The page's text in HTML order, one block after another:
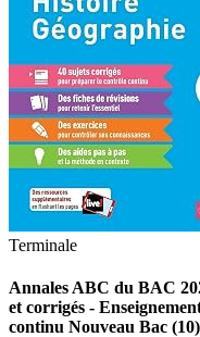
Terminale
Annales ABC du BAC
et corrigés -
continu Nouveau Bac (10)